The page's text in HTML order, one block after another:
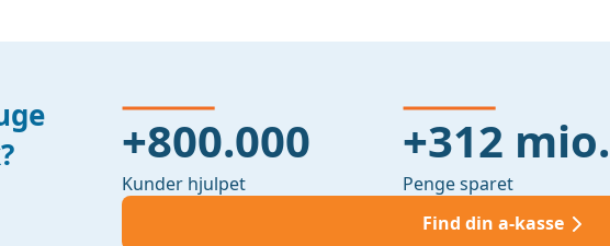
+800.000
Kunder hjulpet
+312
Penge sparet
Find din a-kasse